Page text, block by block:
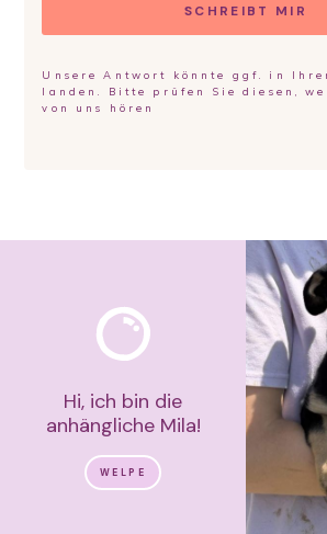
SCHREIBT MIR
Unsere Antwort könnte ggf. in
landen. Bitte prüfen Sie diesen,
von uns hören
Hi, ich bin die
anhängliche Mila!
WELPE